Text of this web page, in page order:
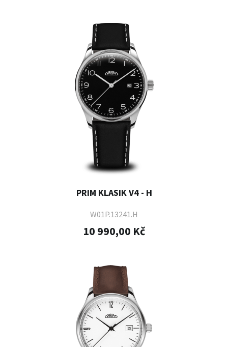
PRIM KLASIK V4 - H
W01P.13241.H
10 990,00 Kč